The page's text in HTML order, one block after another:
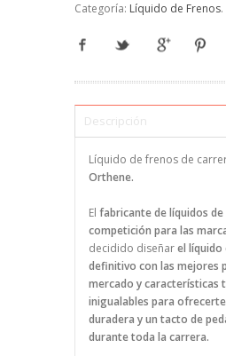
Categoría: Líquido de Frenos.
Descripción
Líquido de frenos de
Orthene.
El fabricante de líquidos
competición para las
decidido diseñarel líquido
definitivo con las mejores
mercado y características
inigualables para
duradera y un tacto de
durante toda la carrera.